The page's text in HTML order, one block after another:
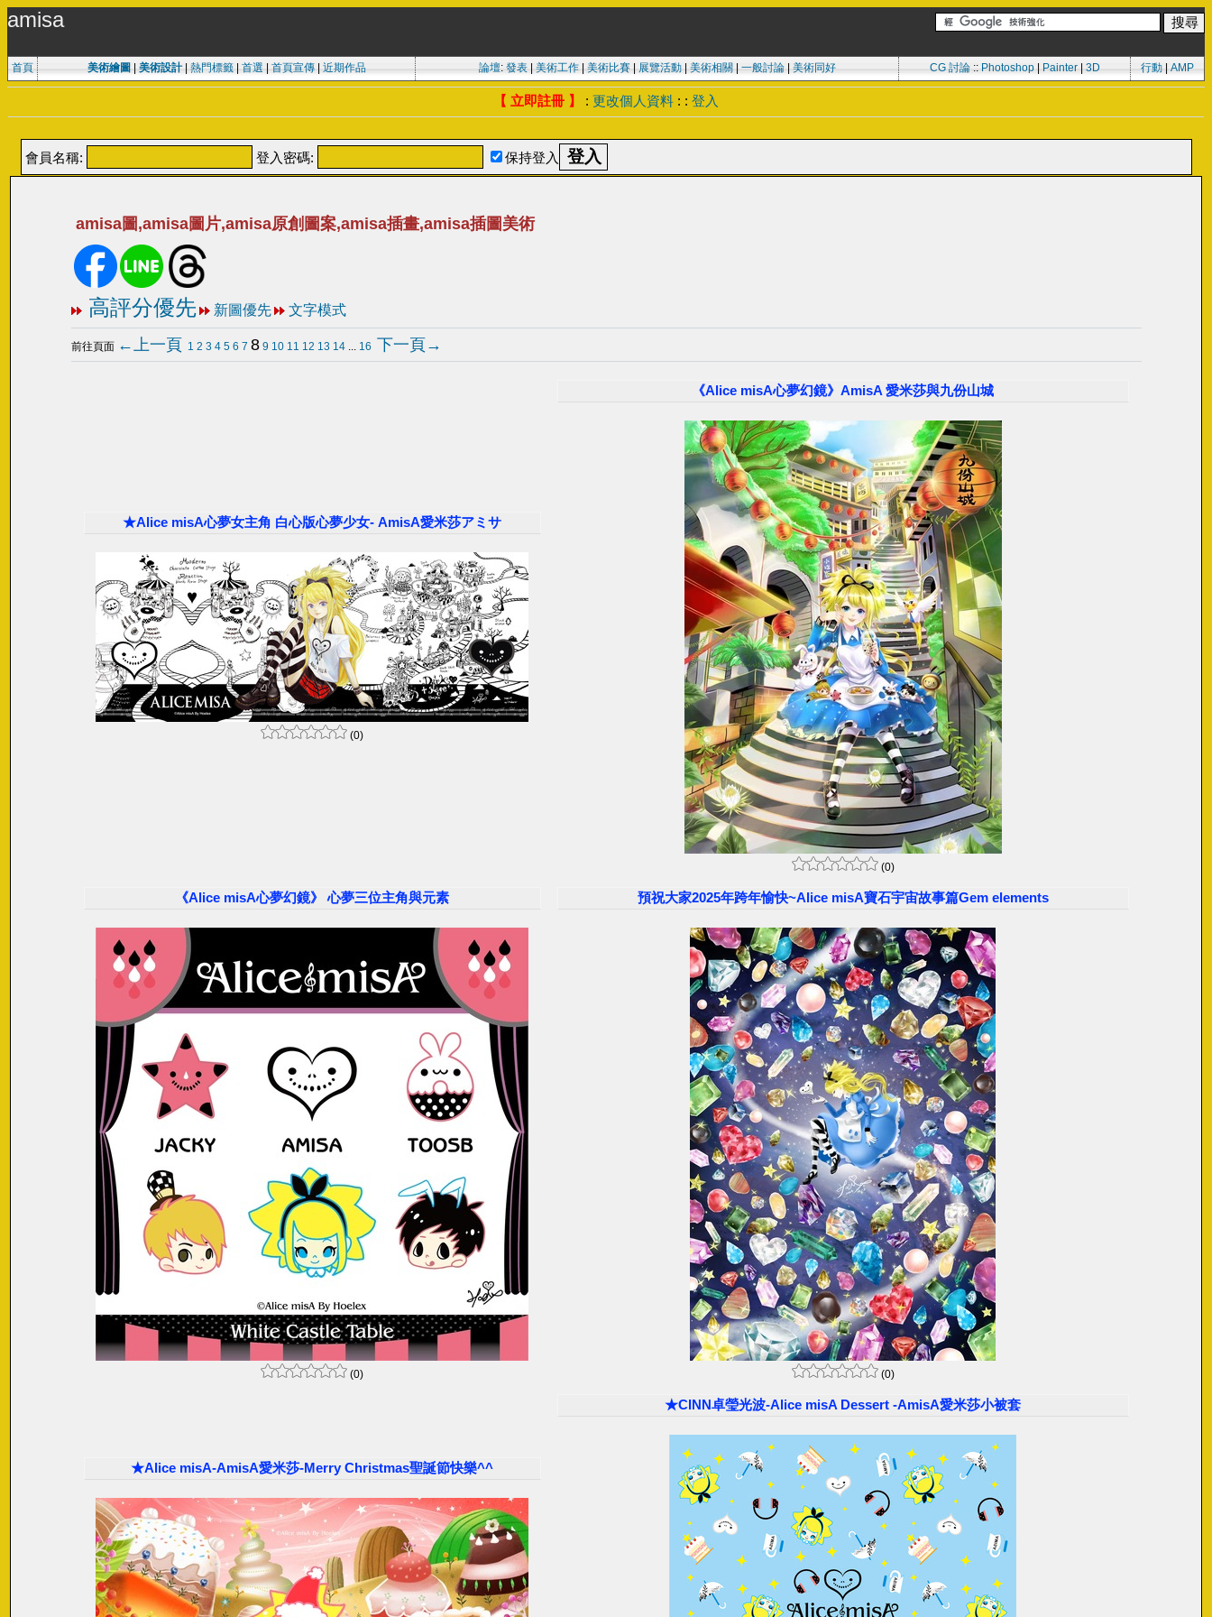
amisa
首頁 美術繪圖 美術設計| 熱門標籤| 首選 首頁宣傳| 近期作品 論壇: 發表| 美術工作| 美術比賽| 展覽活動| 美術相關 一般討論| 美術同好 CG 討論:: Photoshop| Painter| 3D 行動 AMP
【 立即註冊 】 : 更改個人資料 : : 登入
會員名稱: 登入密碼: 保持登入
amisa圖,amisa圖片,amisa原創圖案,amisa插畫,amisa插圖美術
高評分優先 新圖優先 文字模式
前往頁面 ←上一頁 1 2 3 4 5 6 7 8 9 10 11 12 13 14... 16 下一頁→
★Alice misA心夢女主角 白心版心夢少女- AmisA愛米莎アミサ
(0)
《Alice misA心夢幻鏡》AmisA 愛米莎與九份山城
(0)
《Alice misA心夢幻鏡》 心夢三位主角與元素
(0)
預祝大家2025年跨年愉快~Alice misA寶石宇宙故事篇Gem elements
(0)
★Alice misA-AmisA愛米莎-Merry Christmas聖誕節快樂^^
★CINN卓瑩光波-Alice misA Dessert -AmisA愛米莎小被套